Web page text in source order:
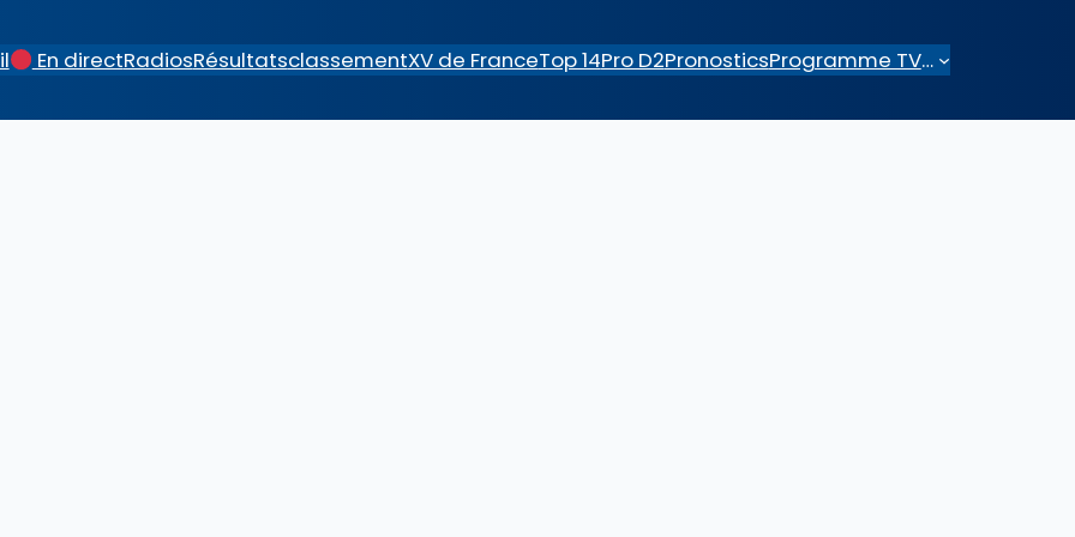
En directRadiosRésultatsclassementXV de FranceTop 14Pro D2PronosticsProgramme TV…